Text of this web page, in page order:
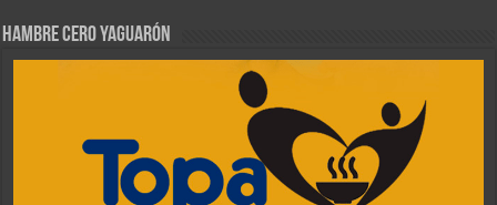
Hambre Cero Yaguarón